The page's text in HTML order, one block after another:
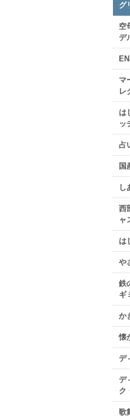
グ
空
デ
マ
レ
は
ッ
占
国
し
西
ャ
は
や
鉄
ギ
か
懐
デ
デ
ク
歌